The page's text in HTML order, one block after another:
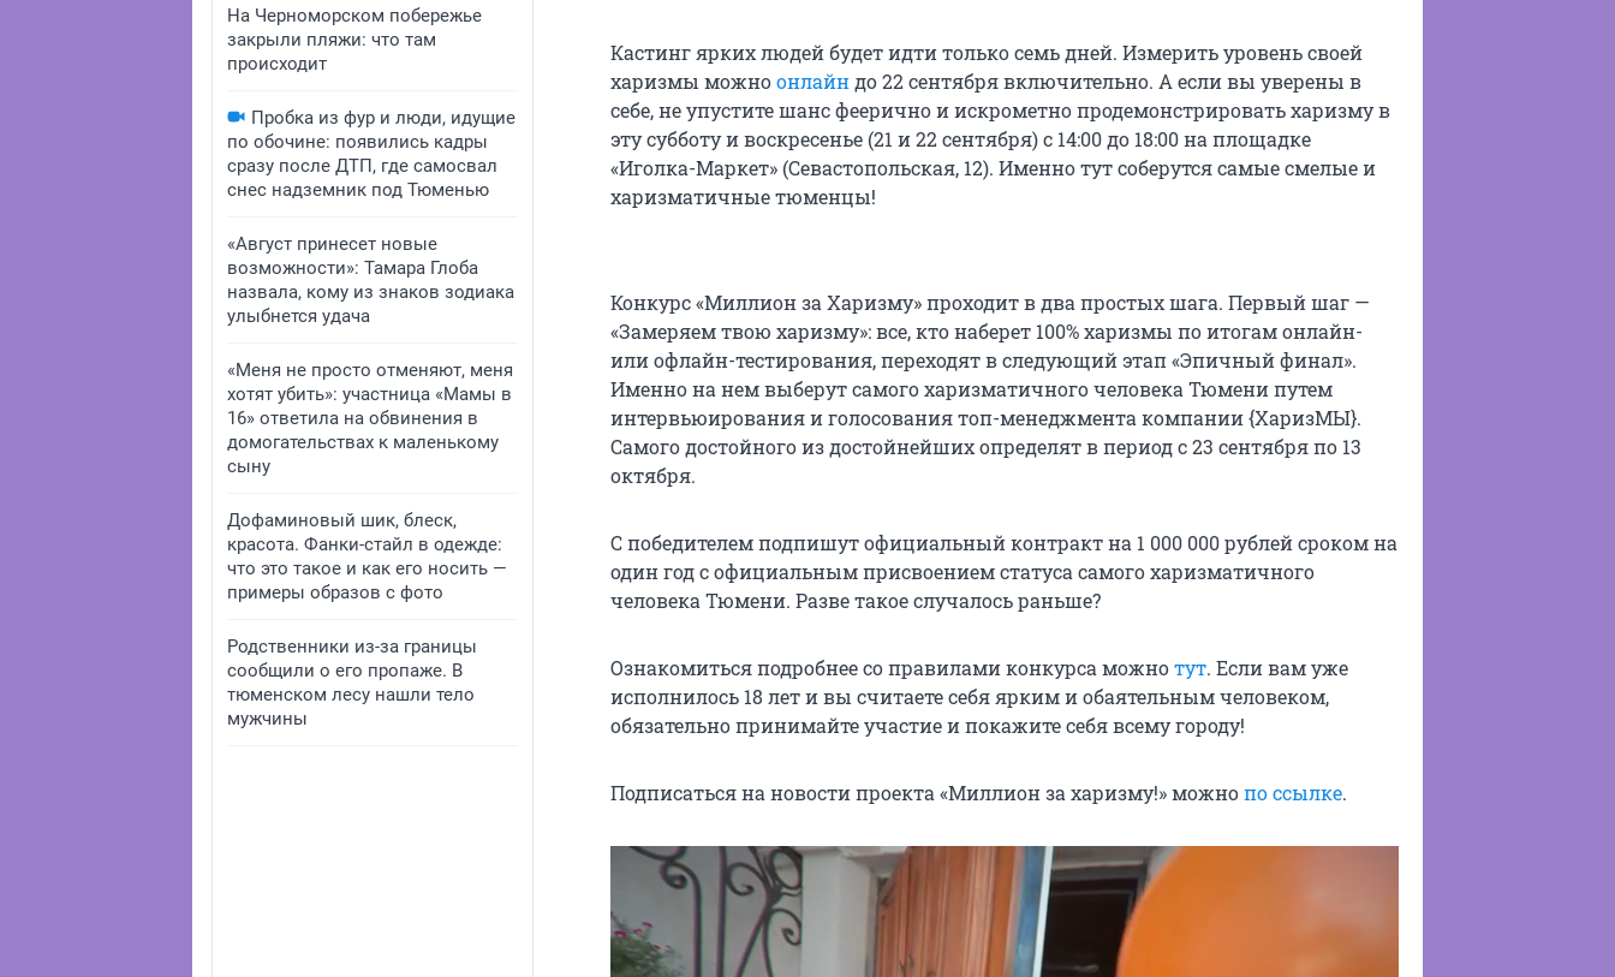
На Черноморском побережье
закрыли пляжи: что там
происходит
Пробка из фур и люди, идущие
по обочине: появились кадры
сразу после ДТП, где самосвал
снес надземник под Тюменью
«Август принесет новые
возможности»: Тамара Глоба
назвала, кому из знаков зодиака
улыбнется удача
«Меня не просто отменяют, меня
хотят убить»: участница «Мамы в
16» ответила на обвинения в
домогательствах к маленькому
сыну
Дофаминовый шик, блеск,
красота. Фанки-стайл в одежде:
что это такое и как его носить —
примеры образов с фото
Родственники из-за границы
сообщили о его пропаже. В
тюменском лесу нашли тело
мужчины
Кастинг ярких людей будет идти только семь дней. Измерить уровень своей
харизмы можноонлайндо 22 сентября включительно. А если вы уверены в
себе, не упустите шанс феерично и искрометно продемонстрировать харизму в
эту субботу и воскресенье (21 и 22 сентября) с 14:00 до 18:00 на площадке
«Иголка-Маркет» (Севастопольская, 12). Именно тут соберутся самые смелые и
харизматичные тюменцы!
Конкурс «Миллион за Харизму» проходит в два простых шага. Первый шаг —
«Замеряем твою харизму»: все, кто наберет 100% харизмы по итогам онлайн-
или офлайн-тестирования, переходят в следующий этап «Эпичный финал».
Именно на нем выберут самого харизматичного человека Тюмени путем
интервьюирования и голосования топ-менеджмента компании {ХаризМЫ}.
Самого достойного из достойнейших определят в период с 23 сентября по 13
октября.
С победителем подпишут официальный контракт на 1 000 000 рублей сроком на
один год с официальным присвоением статуса самого харизматичного
человека Тюмени. Разве такое случалось раньше?
Ознакомиться подробнее со правилами конкурса можнотут. Если вам уже
исполнилось 18 лет и вы считаете себя ярким и обаятельным человеком,
обязательно принимайте участие и покажите себя всему городу!
Подписаться на новости проекта «Миллион за харизму!» можнопо ссылке.